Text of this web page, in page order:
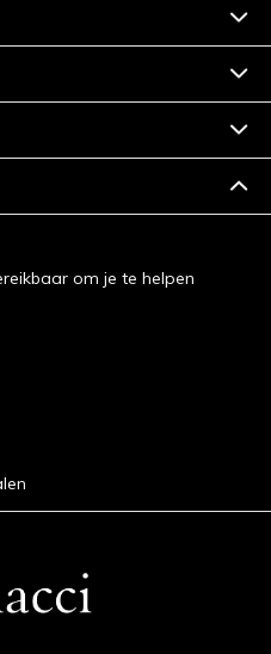
om je te helpen